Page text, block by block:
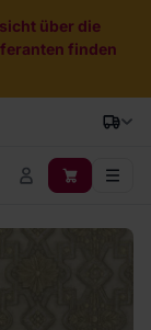
über die
finden